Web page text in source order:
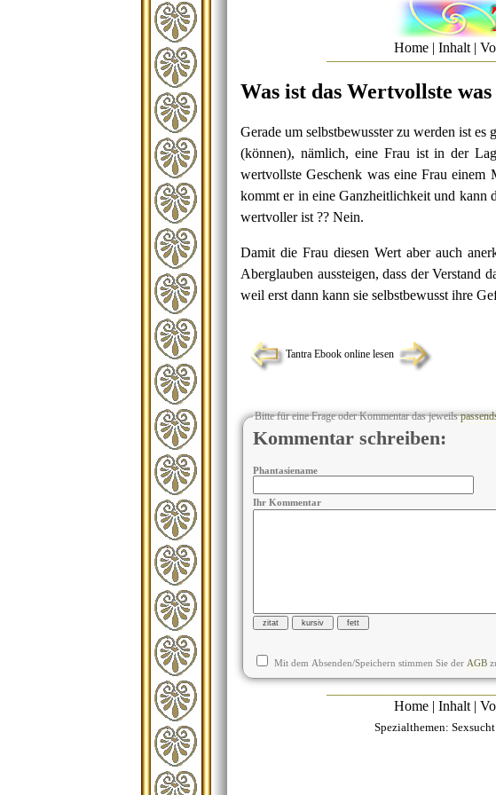
Home| Inhalt|
Was ist das Wertvollste
Gerade um selbstbewusster zu werden ist
(können), nämlich, eine Frau ist in der
wertvollste Geschenk was eine Frau
kommt er in eine Ganzheitlichkeit und kann
wertvoller ist ?? Nein.
Damit die Frau diesen Wert aber auch
Aberglauben aussteigen, dass der Verstand
weil erst dann kann sie selbstbewusst ihre
Tantra Ebook online lesen
Bitte für eine Frage oder Kommentar das jeweils
Kommentar schreiben:
Phantasiename
Ihr Kommentar
Mit dem Absenden/Speichern stimmen Sie der AGB
Home| Inhalt|
Spezialthemen: Sexsucht